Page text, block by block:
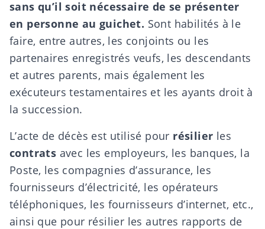
sans qu’il soit nécessaire de se présenter
en personne au guichet. Sont habilités à le
faire, entre autres, les conjoints ou les
partenaires enregistrés veufs, les descendants
et autres parents, mais également les
exécuteurs testamentaires et les ayants droit à
la succession.
L’acte de décès est utilisé pour résilier les
contrats avec les employeurs, les banques, la
Poste, les compagnies d’assurance, les
fournisseurs d’électricité, les opérateurs
téléphoniques, les fournisseurs d’internet, etc.,
ainsi que pour résilier les autres rapports de